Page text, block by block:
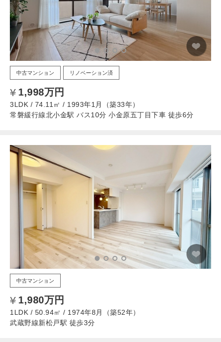
中古マンション リノベーション済
1,998万円
3LDK / 74.11㎡ / 1993年1月（築33年）
常磐緩行線北小金駅 バス10分 小金原五丁目下車 徒歩6分
中古マンション
1,980万円
1LDK / 50.94㎡ / 1974年8月（築52年）
武蔵野線新松戸駅 徒歩3分